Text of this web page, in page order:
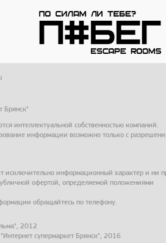
Брянск"
интеллектуальной собственностью компаний.
информации возможно только с
исключительно информационный характер и ни
офертой, определяемой положениями
обращайтесь по телефону.
2012
супермаркет Брянск", 2016